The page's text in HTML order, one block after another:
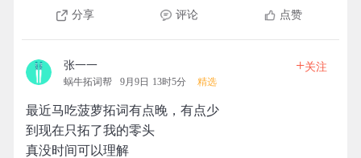
分享 评论 点赞
张一一
蜗牛拓词帮 9月9日 13时5分 精选
+关注
最近马吃菠萝拓词有点晚，有点少
到现在只拓了我的零头
真没时间可以理解